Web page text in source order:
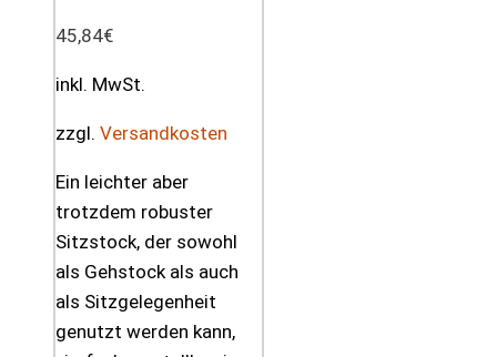
45,84€
inkl. MwSt.
zzgl. Versandkosten
Ein leichter aber
trotzdem robuster
Sitzstock, der sowohl
als Gehstock als auch
als Sitzgelegenheit
genutzt werden kann,